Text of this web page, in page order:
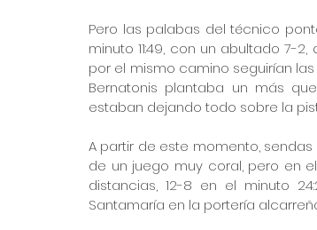
Pero las palabas del técnico
minuto 11:49, con un abultado 7-
por el mismo camino seguirían
Bernatonis plantaba un más
estaban dejando todo sobre la
A partir de este momento,
de un juego muy coral, pero en
distancias, 12-8 en el minuto
Santamaría en la portería